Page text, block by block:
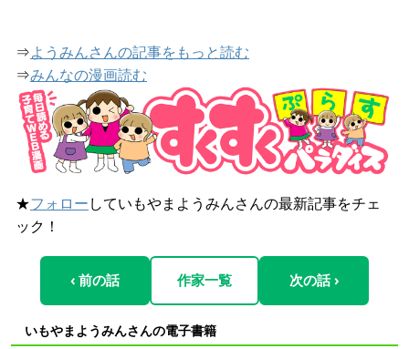
⇒ようみんさんの記事をもっと読む
⇒みんなの漫画読む
★フォロー していもやまようみんさんの最新記事をチェ
ック！
‹ 前の話 作家一覧 次の話 ›
いもやまようみんさんの電子書籍